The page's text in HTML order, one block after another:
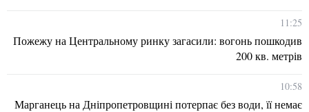
11:25
Пожежу на Центральному ринку загасили: вогонь пошкодив
200 кв. метрів
10:58
Марганець на Дніпропетровщині потерпає без води, її немає